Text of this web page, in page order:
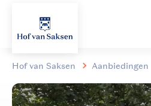
Hof van Saksen Aanbiedingen